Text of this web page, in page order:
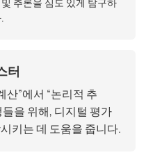
터
산”에서 “논리적 추
을 위해, 디지털 평가
키는 데 도움을 줍니다.